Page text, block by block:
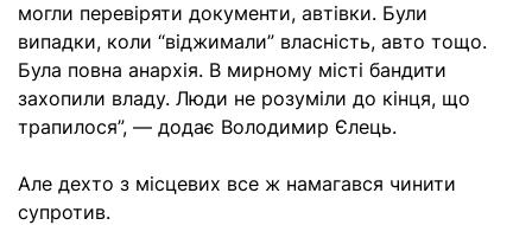
могли перевіряти документи, автівки. Були
випадки, коли “віджимали” власність, авто тощо.
Була повна анархія. В мирному місті бандити
захопили владу. Люди не розуміли до кінця, що
трапилося”, — додає Володимир Єлець.
Але дехто з місцевих все ж намагався чинити
супротив.